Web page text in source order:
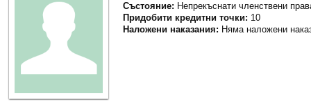
Състояние: Непрекъснати членствени
Придобити кредитни точки: 10
Наложени наказания: Няма наложени